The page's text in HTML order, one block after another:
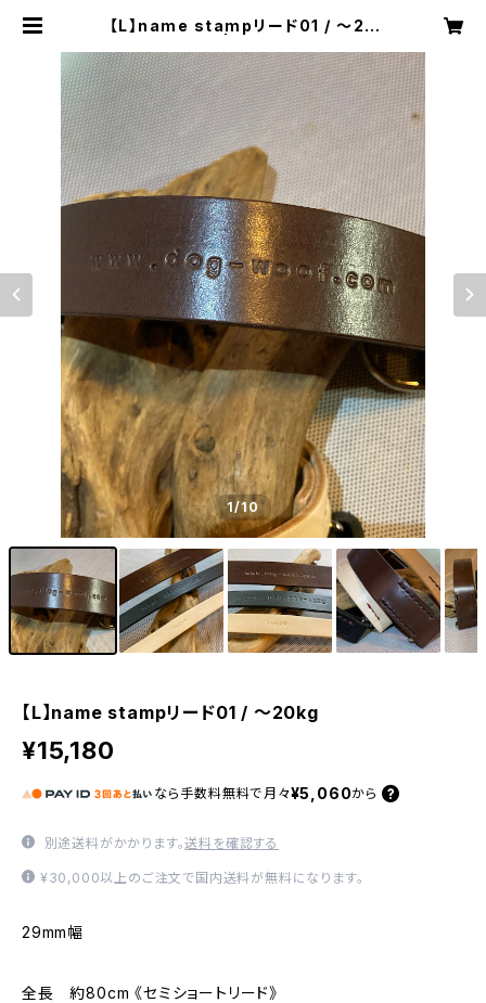
【L】name stampリード01 / 〜20
1/10
【L】name stampリード01 / 〜20kg
¥15,180
なら 手数料無料で 月々¥5,060から
別途送料がかかります。送料を確認する
¥30,000以上のご注文で国内送料が無料になります。
29mm幅
全長 約80cm 《セミショートリード》